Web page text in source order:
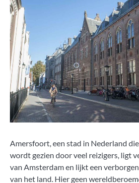
Amersfoort, een stad in Nederland
wordt gezien door veel reizigers, ligt
van Amsterdam en lijkt een
van het land. Hier geen